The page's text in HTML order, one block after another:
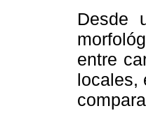
Desde
entre
locales,